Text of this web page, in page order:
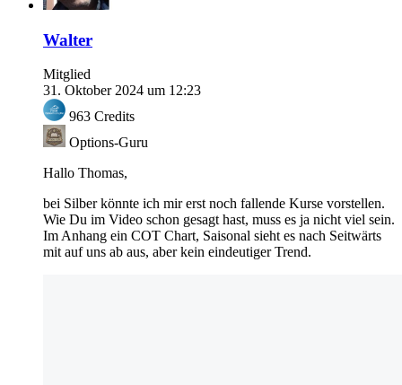
Walter
Mitglied
31. Oktober 2024 um 12:23
963 Credits
Options-Guru
Hallo Thomas,
bei Silber könnte ich mir erst noch fallende Kurse vorstellen.
Wie Du im Video schon gesagt hast, muss es ja nicht viel sein.
Im Anhang ein COT Chart, Saisonal sieht es nach Seitwärts
mit auf uns ab aus, aber kein eindeutiger Trend.